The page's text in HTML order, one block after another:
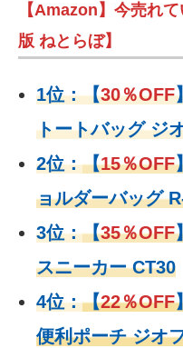
【Amazon】今売れ
版 ねとらぼ】
1位：【30％OFF
トートバッグ ジ
2位：【15％OFF
ョルダーバッグ
3位：【35％OFF
スニーカー CT30
4位：【22％OFF
便利ポーチ ジオ